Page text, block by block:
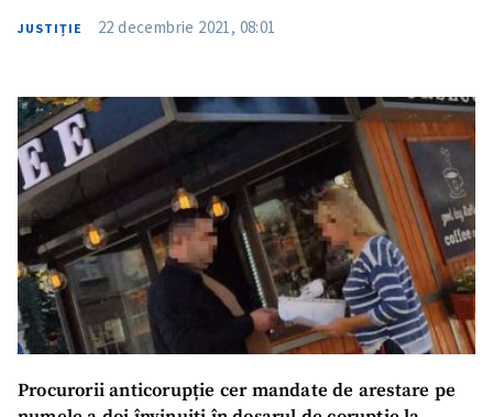
JUSTIȚIE 22 decembrie 2021, 08:01
Procurorii anticorupție cer mandate de arestare pe